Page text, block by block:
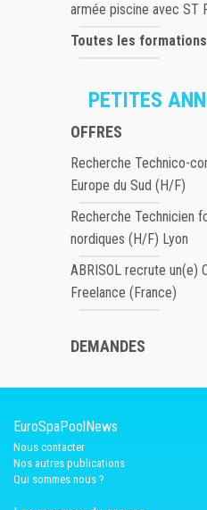
armée piscine avec ST
Toutes les formations
PETITES
OFFRES
Recherche Technico-
Europe du Sud (H/F)
Recherche Technicien
nordiques (H/F) Lyon
ABRISOL recrute un(e)
Freelance (France)
DEMANDES
EuroSpaPoolNews
Nous contacter
Nos autres publications
Qui sommes nous ?